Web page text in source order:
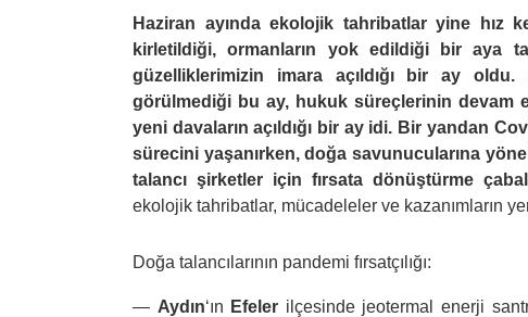
Haziran ayında ekolojik tahribatlar yine hız
kirletildiği, ormanların yok edildiği bir aya
güzelliklerimizin imara açıldığı bir ay oldu.
görülmediği bu ay, hukuk süreçlerinin devam
yeni davaların açıldığı bir ay idi. Bir yandan
sürecini yaşanırken, doğa savunucularına
talancı şirketler için fırsata dönüştürme
ekolojik tahribatlar, mücadeleler ve kazanımların
Doğa talancılarının pandemi fırsatçılığı:
— Aydın‘ın Efeler ilçesinde jeotermal enerji